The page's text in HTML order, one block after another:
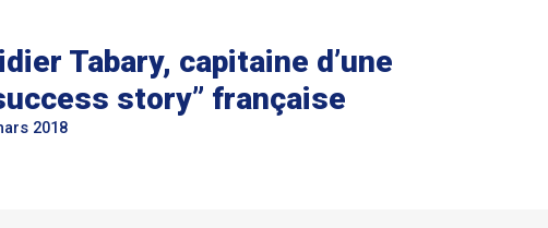
­Tabary, capitaine d’une
story” française
2018